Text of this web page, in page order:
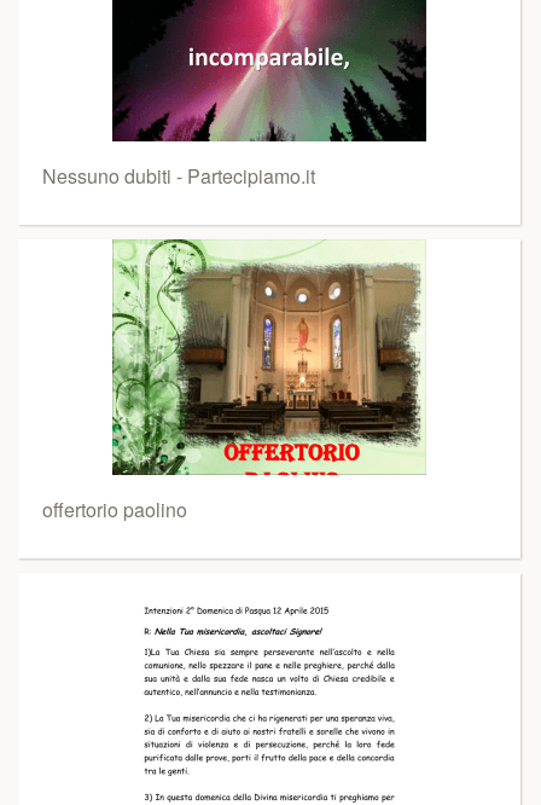
Nessuno dubiti - Partecipiamo.it
offertorio paolino